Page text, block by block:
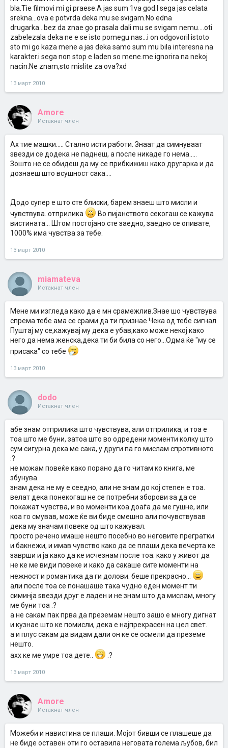
bla.Tie filmovi mi gi praese.A jas sum 1va god.I sega jas celata
srekna...ova e potvrda deka mu se svigam.No edna
drugarka...bez da znae go prasala dali mu se svigam nemu....oti
zabelezala deka ne e se isto pomegu nas...i on odgovoril istoto
sto mi go kaza mene a jas deka samo sum mu bila interesna na
karakter.i sega non stop e laden so mene.me ignorira na nekoj
nacin.Ne znam,sto mislite za ova?xd
13 март 2010
Amore
Истакнат член
Ах тие машки..... Стално исти работи. Знаат да симнуваат
ѕвезди се додека не паднеш, а после никаде го нема.....
Зошто не се обидеш да му се прибкижиш како другарка и да
дознаеш што всушност сака....
Додо супер е што сте блиски, барем знаеш што мисли и
чувствува..отприлика
Во пијанството секогаш се кажува
вистината... Штом постојано сте заедно, заедно се опивате,
1000% има чувства за тебе.
13 март 2010
miamateva
Истакнат член
Мене ми изгледа како да е мн срамежлив.Знае шо чувствува
спрема тебе ама се срами да ти признае.Чека од тебе сигнал.
Пуштај му се,кажувај му дека е убав,како може некој како
него да нема женска,дека ти би била со него...Одма ќе "му се
присака" со тебе
13 март 2010
dodo
Истакнат член
абе знам отприлика што чувствува, али отприлика, и тоа е
тоа што ме буни, затоа што во одредени моменти колку што
сум сигурна дека ме сака, у други па го мислам спротивното
:?
не можам повеќе како порано да го читам ко книга, ме
збунува.
знам дека не му е сеедно, али не знам до кој степен е тоа.
велат дека понекогаш не се потребни зборови за да се
покажат чувства, и во моменти коа доаѓа да ме гушне, или
коа го смував, може ќе ви биде смешно али почувствував
дека му значам повеке од што кажувал.
просто речено имаше нешто посебно во неговите прегратки
и бакнежи, и имав чувство како да се плаши дека вечерта ке
заврши и ја како да ке исчезнам после тоа. како у живот да
не ке ме види повеке и како да сакаше сите моменти на
нежност и романтика да ги долови. беше прекрасно...
али после тоа се понашаше така чудно еден момент ти
симинја ѕвезди друг е ладен и не знам што да мислам, многу
ме буни тоа :?
а не сакам пак прва да преземам нешто зашо е многу дигнат
и кузнае што ке помисли, дека е најпрекрасен на цел свет.
а и плус сакам да видам дали он ке се осмели да преземе
нешто.
ахх ке ме умре тоа дете..
:?
13 март 2010
Amore
Истакнат член
Можеби и навистина се плаши. Мојот бивши се плашеше да
не биде оставен оти го оставила неговата голема љубов, бил